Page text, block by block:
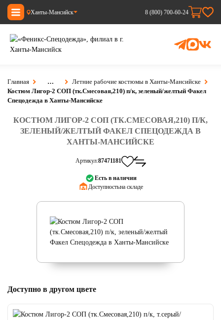
Ханты-Мансийск 8 (800) 700-60-24
Главная …
Летние рабочие костюмы в Ханты-Мансийске
Костюм Лигор-2 СОП (тк.Смесовая,210) п/к, зеленый/желтый Факел
Спецодежда в Ханты-Мансийске
КОСТЮМ ЛИГОР-2 СОП (ТК.СМЕСОВАЯ,210) П/К,
ЗЕЛЕНЫЙ/ЖЕЛТЫЙ ФАКЕЛ СПЕЦОДЕЖДА В
ХАНТЫ-МАНСИЙСКЕ
Артикул:87471181
Есть в наличии
Доступность:на складе
Доступно в другом цвете